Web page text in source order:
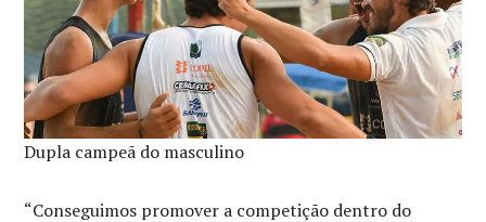
Dupla campeã do masculino
“Conseguimos promover a competição dentro do